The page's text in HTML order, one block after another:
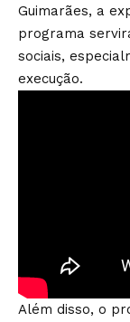
Guimarães, a
programa
sociais,
execução.
Além disso, o